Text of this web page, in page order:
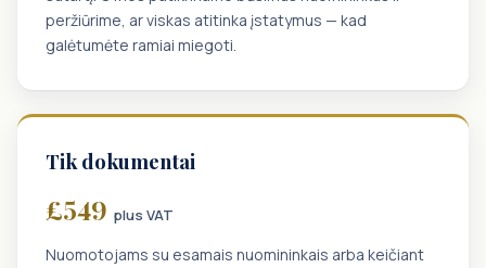
peržiūrime, ar viskas atitinka įstatymus — kad
galėtumėte ramiai miegoti.
Tik dokumentai
£549 plus VAT
Nuomotojams su esamais nuomininkais arba keičiant